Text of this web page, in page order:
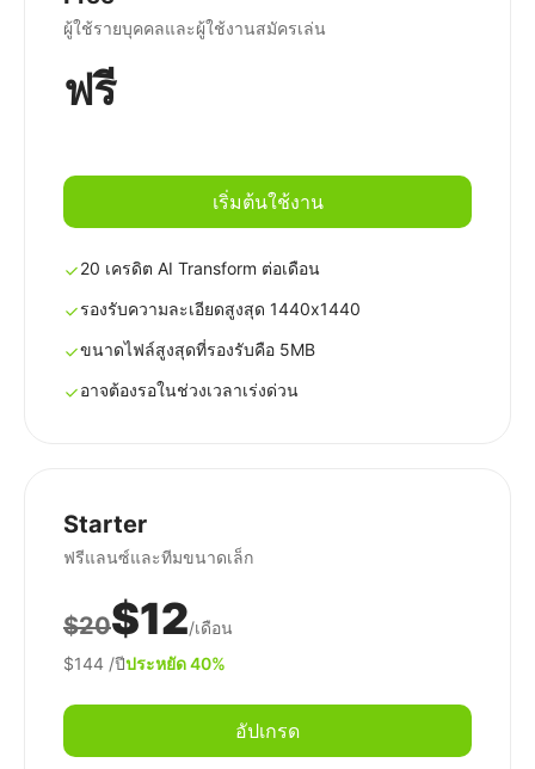
ผู้ใช้รายบุคคลและผู้ใช้งานสมัครเล่น
ฟรี
เริ่มต้นใช้งาน
20 เครดิต AI Transform ต่อเดือน
รองรับความละเอียดสูงสุด 1440x1440
ขนาดไฟล์สูงสุดที่รองรับคือ 5MB
อาจต้องรอในช่วงเวลาเร่งด่วน
Starter
ฟรีแลนซ์และทีมขนาดเล็ก
$20$12/เดือน
$144 /ปีประหยัด 40%
อัปเกรด